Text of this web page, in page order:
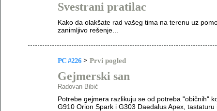
Svestrani pratilac
Kako da olakšate rad vašeg tima na terenu uz
zanimljivo rešenje...
PC #226 > Prvi pogled
Gejmerski san
Radovan Bibić
Potrebe gejmera razlikuju se od potreba "običnih"
G910 Orion Spark i G303 Daedalus Apex,